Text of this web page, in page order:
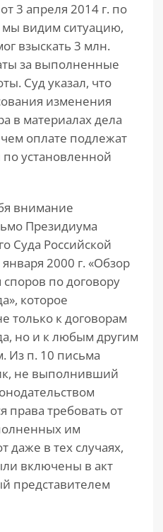
3 апреля 2014 г. по
видим ситуацию,
взыскать 3 млн.
за выполненные
Суд указал, что
изменения
в материалах дела
чем оплате подлежат
установленной
внимание
Президиума
Суда Российской
2000 г. «Обзор
по договору
которое
только к договорам
но и к любым другим
Из п. 10 письма
не выполнивший
права требовать от
им
даже в тех случаях,
включены в акт
представителем